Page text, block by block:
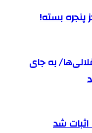
پنجره بسته!
به جای
شد